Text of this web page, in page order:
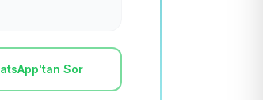
Sor